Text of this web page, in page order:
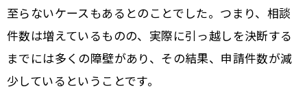
至らないケースもあるとのことでした。つまり、相談
件数は増えているものの、実際に引っ越しを決断する
までには多くの障壁があり、その結果、申請件数が減
少しているということです。